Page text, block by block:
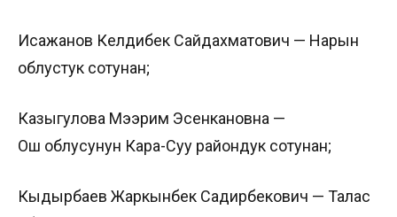
Исажанов Келдибек Сайдахматович — Нарын
облустук сотунан;
Казыгулова Мээрим Эсенкановна —
Ош облусунун Кара-Суу райондук сотунан;
Кыдырбаев Жаркынбек Садирбекович — Талас